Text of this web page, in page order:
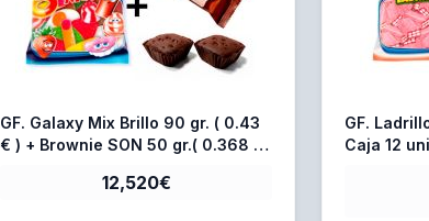
GF. Galaxy Mix Brillo 90 gr. ( 0.43
€ ) + Brownie SON 50 gr.( 0.368 €
12,520€
GF. Ladrillos
Caja 12